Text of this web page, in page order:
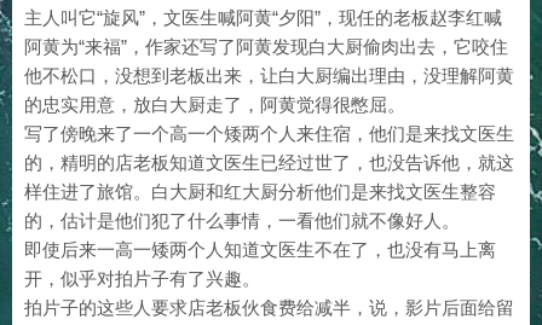
主人叫它“旋风”，文医生喊阿黄“夕阳”，现任的老板赵李红喊
阿黄为“来福”，作家还写了阿黄发现白大厨偷肉出去，它咬住
他不松口，没想到老板出来，让白大厨编出理由，没理解阿黄
的忠实用意，放白大厨走了，阿黄觉得很憋屈。
写了傍晚来了一个高一个矮两个人来住宿，他们是来找文医生
的，精明的店老板知道文医生已经过世了，也没告诉他，就这
样住进了旅馆。白大厨和红大厨分析他们是来找文医生整容
的，估计是他们犯了什么事情，一看他们就不像好人。
即使后来一高一矮两个人知道文医生不在了，也没有马上离
开，似乎对拍片子有了兴趣。
拍片子的这些人要求店老板伙食费给减半，说，影片后面给留